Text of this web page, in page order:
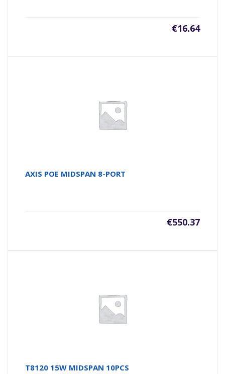
€16.64
AXIS POE MIDSPAN 8-PORT
€550.37
T8120 15W MIDSPAN 10PCS